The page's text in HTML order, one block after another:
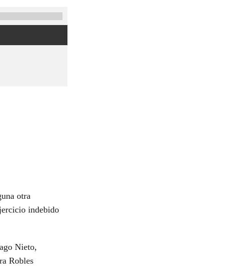
otra
indebido
Nieto,
Robles